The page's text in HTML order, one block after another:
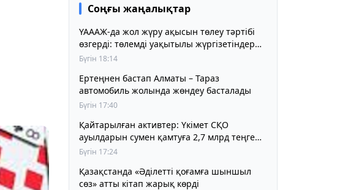
Соңғы жаңалықтар
ҮАААЖ-да жол жүру ақысын төлеу тәртібі
өзгерді: төлемді уақытылы жүргізетіндер
үшін жол жүру құны бұрынғы деңгейде
Бүгін 18:14
Ертеңнен бастап Алматы – Тараз
автомобиль жолында жөндеу басталады
Бүгін 17:40
Қайтарылған активтер: Үкімет СҚО
ауылдарын сумен қамтуға 2,7 млрд теңге
бөлді
Бүгін 17:24
Қазақстанда «Әділетті қоғамға шыншыл
сөз» атты кітап жарық көрді